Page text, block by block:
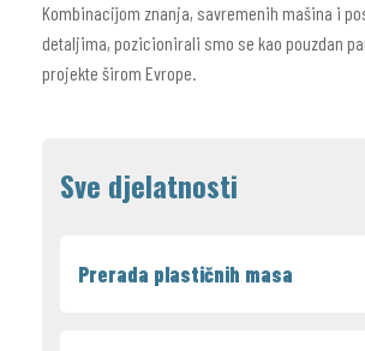
Sve djelatnosti
Prerada plastičnih masa
Kombinacijom znanja, savremenih mašina i
detaljima, pozicionirali smo se kao pouzdan
projekte širom Evrope.